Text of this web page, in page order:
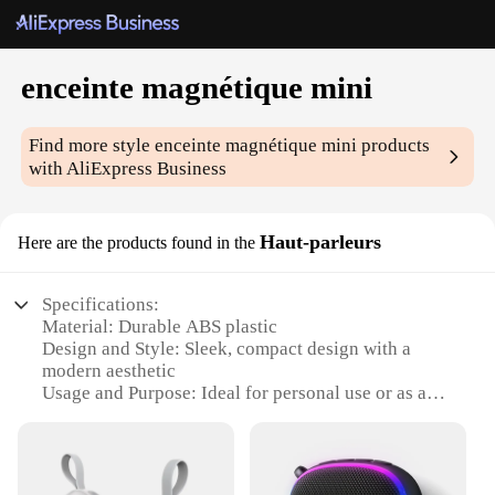
enceinte magnétique mini
Find more styleenceinte magnétique mini products
with AliExpress Business
Here are the products found in the Haut-parleurs
Specifications:
Material: Durable ABS plastic
Design and Style: Sleek, compact design with a
modern aesthetic
Usage and Purpose: Ideal for personal use or as a
output with a powerful magnetic base
Parts and Accessories: Comes with a user-friendly